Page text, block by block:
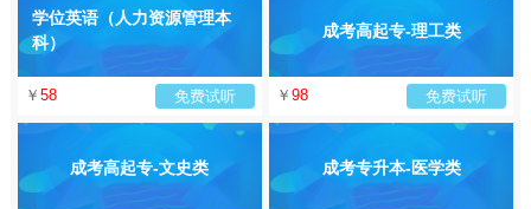
学位英语（人力资源管理本
科）
￥ 58 免费试听
成考高起专-理工类
￥ 98 免费试听
成考高起专-文史类 成考专升本-医学类